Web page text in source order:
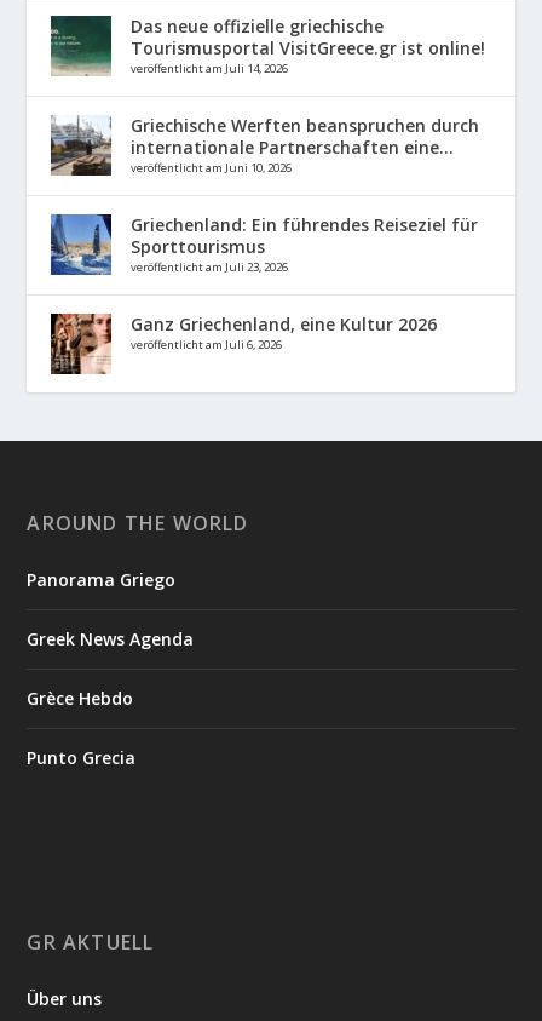
Das neue offizielle griechische
Tourismusportal VisitGreece.gr ist online!
veröffentlicht am Juli 14, 2026
Griechische Werften beanspruchen durch
internationale Partnerschaften eine...
veröffentlicht am Juni 10, 2026
Griechenland: Ein führendes Reiseziel für
Sporttourismus
veröffentlicht am Juli 23, 2026
Ganz Griechenland, eine Kultur 2026
veröffentlicht am Juli 6, 2026
AROUND THE WORLD
Panorama Griego
Greek News Agenda
Grèce Hebdo
Punto Grecia
GR AKTUELL
Über uns